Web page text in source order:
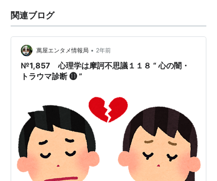
関連ブログ
萬屋エンタメ情報局 • 2年前
№1,857 心理学は摩訶不思議１１８ “ 心の闇・
トラウマ診断 ⓫ ”